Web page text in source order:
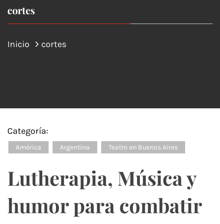
cortes
Inicio cortes
Categoría:
América Argentina Teatro en Buenos Aires
Lutherapia, Música y
humor para combatir